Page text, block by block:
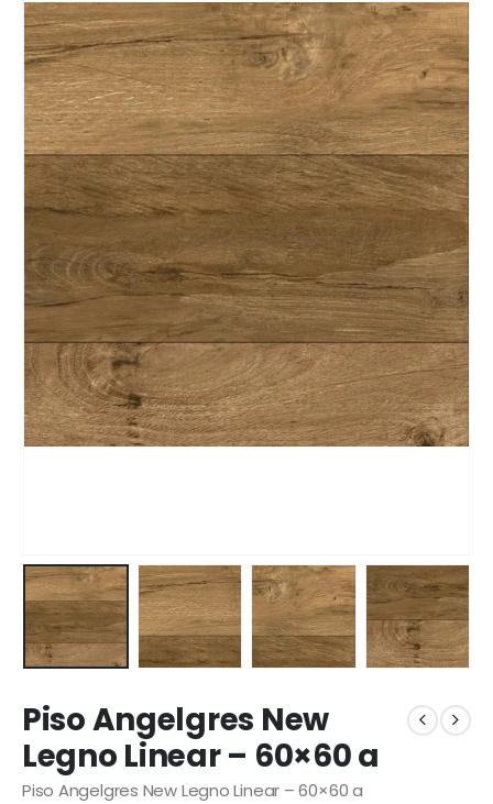
Piso Angelgres New
Legno Linear – 60×60 a
Piso Angelgres New Legno Linear – 60×60 a